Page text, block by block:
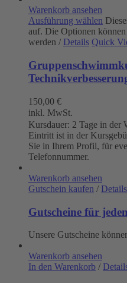
Warenkorb ansehen
Ausführung wählen
auf. Die Optionen
werden / Details Quick
150,00 €
inkl. MwSt.
Kursdauer: 2 Tage in der
Eintritt ist in der
Sie in Ihrem Profil, für
Telefonnummer.
Warenkorb ansehen
Gutschein kaufen / Details
Gutscheine für
Unsere Gutscheine
Warenkorb ansehen
In den Warenkorb /